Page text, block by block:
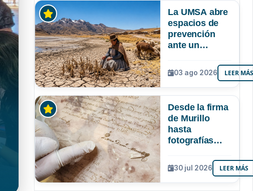
La UMSA abre
espacios de
prevención
ante un
Niño que
podría superar
a los tres
Bolivia
03 ago 2026 LEER
Desde la firma
de Murillo
hasta
fotografías
UMSA
resguarda 6
joyas de la
30 jul 2026 LEER MÁS